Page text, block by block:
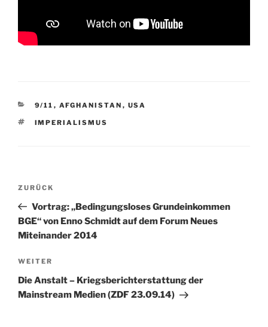
KATEGORIEN
9/11 , AFGHANISTAN , USA
SCHLAGWÖRTER
IMPERIALISMUS
Beitragsnavigation
Vorheriger
Beitrag
ZURÜCK
Vortrag: „Bedingungsloses Grundeinkommen
BGE“ von Enno Schmidt auf dem Forum Neues
Miteinander 2014
Nächster
Beitrag
WEITER
Die Anstalt – Kriegsberichterstattung der
Mainstream Medien (ZDF 23.09.14)